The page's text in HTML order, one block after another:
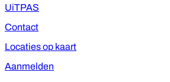
UiTPAS
Contact
Locaties op kaart
Aanmelden